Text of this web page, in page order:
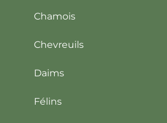
Chamois
Chevreuils
Daims
Félins